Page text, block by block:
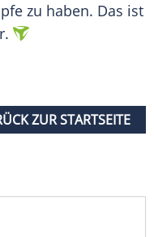
zu haben. Das ist
ZUR STARTSEITE